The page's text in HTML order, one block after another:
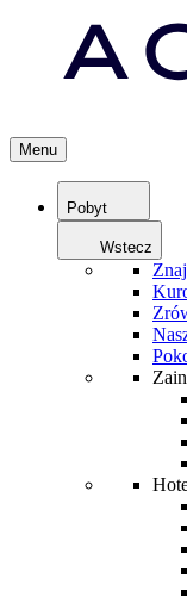
Menu
Pobyt
Wstecz